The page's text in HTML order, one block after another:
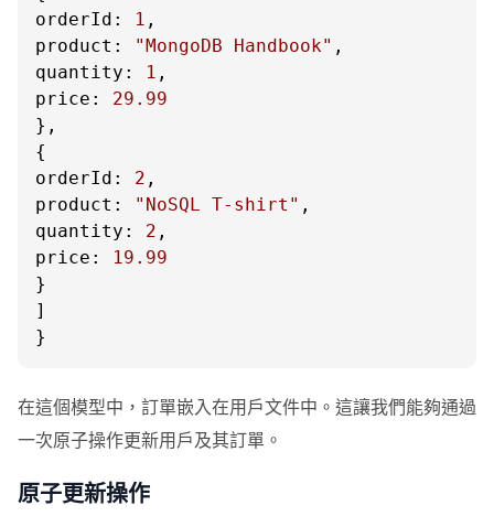
orderId : 1
product : "MongoDB Handbook"
quantity : 1
price : 29.99
},
orderId : 2
product : "NoSQL T-shirt"
quantity : 2
price :
19.99
}
]
}
在這個模型中，訂單嵌入在用戶文件中。這讓我們能夠通過
一次原子操作更新用戶及其訂單。
原子更新操作